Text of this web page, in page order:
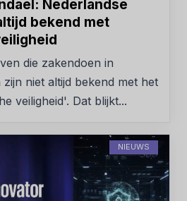
Nederlandse
bekend met
die zakendoen in
niet altijd bekend met het
veiligheid'. Dat blijkt...
NIEUWS